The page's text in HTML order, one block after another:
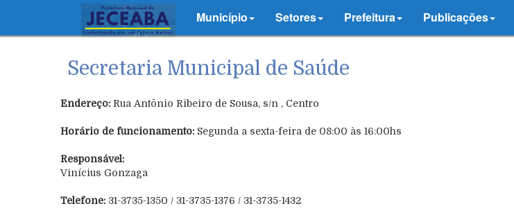
Município Setores Prefeitura Publicações
Secretaria Municipal de Saúde
Endereço: Rua Antônio Ribeiro de Sousa, s/n , Centro
Horário de funcionamento: Segunda a sexta-feira de 08:00 às 16:00hs
Responsável:
Vinícius Gonzaga
Telefone: 31-3735-1350 / 31-3735-1376 / 31-3735-1432